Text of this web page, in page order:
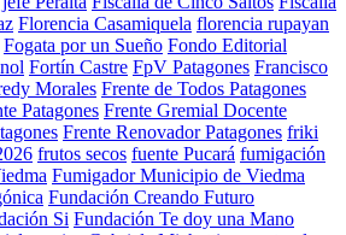
Florencia Casamiquela florencia rupayan
Fogata por un Sueño Fondo Editorial
Fortín Castre FpV Patagones Francisco
Morales Frente de Todos Patagones
Patagones Frente Gremial Docente
Frente Renovador Patagones friki
frutos secos fuente Pucará fumigación
Fumigador Municipio de Viedma
Fundación Creando Futuro
Si Fundación Te doy una Mano